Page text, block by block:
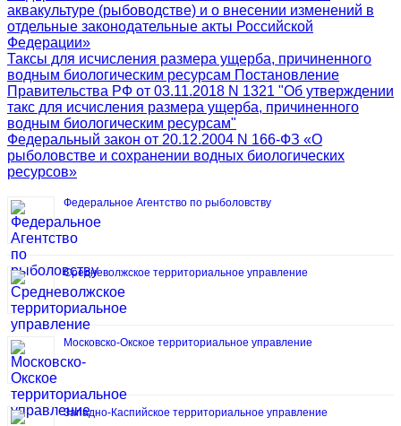
аквакультуре (рыбоводстве) и о внесении изменений в
отдельные законодательные акты Российской
Федерации»
Таксы для исчисления размера ущерба, причиненного
водным биологическим ресурсам Постановление
Правительства РФ от 03.11.2018 N 1321 "Об утверждении
такс для исчисления размера ущерба, причиненного
водным биологическим ресурсам"
Федеральный закон от 20.12.2004 N 166-ФЗ «О
рыболовстве и сохранении водных биологических
ресурсов»
Федеральное Агентство по рыболовству
Средневолжское территориальное управление
Московско-Окское территориальное управление
Западно-Каспийское территориальное управление